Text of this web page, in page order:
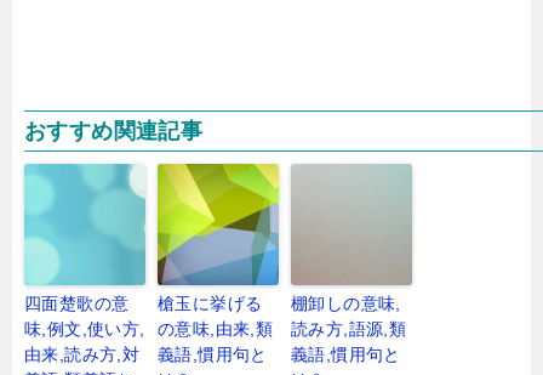
おすすめ関連記事
四面楚歌の意
味,例文,使い方,
由来,読み方,対
槍玉に挙げる
の意味,由来,類
義語,慣用句と
棚卸しの意味,
読み方,語源,類
義語,慣用句と